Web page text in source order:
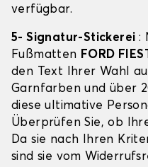
verfügbar.
5- Signatur-Stickerei :
Fußmatten FORD
den Text Ihrer Wahl
Garnfarben und über
diese ultimative
Überprüfen Sie, ob
Da sie nach Ihren
sind sie vom